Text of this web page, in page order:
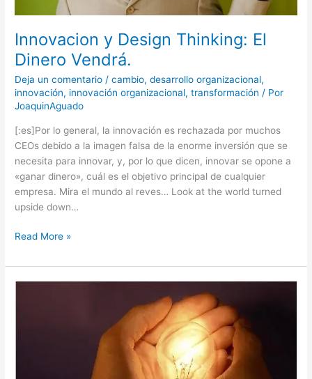
Innovacion y Design Thinking: El
Dinero Vendrá.
Deja un comentario /cambio,desarrollo organizacional,
innovación, innovación organizacional,transformación / Por
JoaquinAguado
[:es]Por lo general, la innovación es rechazada por muchos
CEOs debido a la imagen falsa de la enorme inversión que se
necesita para innovar, y, por lo que dicen, innovar se opone a
«ganar dinero», cuál es el objetivo principal de cualquier
empresa. Mira el mundo al reves… Look at the world turned
upside down…
Read More »